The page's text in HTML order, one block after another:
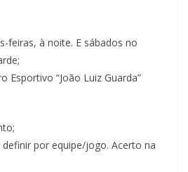
feiras, à noite. E sábados no
Esportivo “João Luiz Guarda”
definir por equipe/jogo. Acerto na